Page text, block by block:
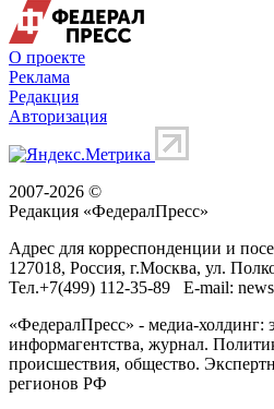
О проекте
Реклама
Редакция
Авторизация
2007-2026 ©
Редакция «ФедералПресс»
Адрес для корреспонденции и
127018, Россия, г.Москва, ул.
Тел.+7(499) 112-35-89 E-mail:
«ФедералПресс» - медиа-холдинг:
информагентства, журнал.
происшествия, общество.
регионов РФ